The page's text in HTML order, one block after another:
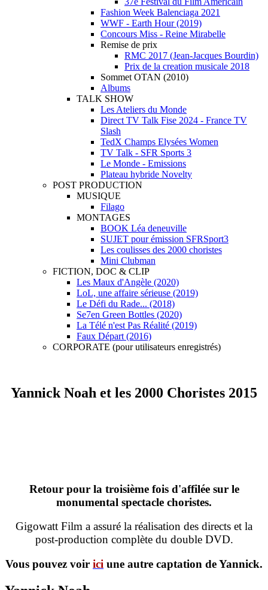
Fashion Week Balenciaga 2021
WWF - Earth Hour (2019)
Concours Miss - Reine Mirabelle
Remise de prix
RMC 2017 (Jean-Jacques Bourdin)
Prix de la creation musicale 2018
Sommet OTAN (2010)
Albums
TALK SHOW
Les Ateliers du Monde
Direct TV Talk Fise 2024 - France TV
Slash
TedX Champs Elysées Women
TV Talk - SFR Sports 3
Le Monde - Emissions
Plateau hybride Novelty
POST PRODUCTION
MUSIQUE
Filago
MONTAGES
BOOK Léa deneuville
SUJET pour émission SFRSport3
Les coulisses des 2000 choristes
Mini Clubman
FICTION, DOC & CLIP
Les Maux d'Angèle (2020)
LoL, une affaire sérieuse (2019)
Le Défi du Rade... (2018)
Se7en Green Bottles (2020)
La Télé n'est Pas Réalité (2019)
Faux Départ (2016)
CORPORATE (pour utilisateurs enregistrés)
Yannick Noah et les 2000 Choristes 2015
Retour pour la troisième fois d'affilée sur le
monumental spectacle choristes.
Gigowatt Film a assuré la réalisation des directs et la
post-production complète du double DVD.
Vous pouvez voir ici une autre captation de Yannick.